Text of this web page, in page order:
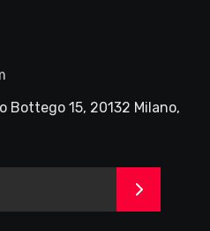
Bottego 15, 20132 Milano,
>